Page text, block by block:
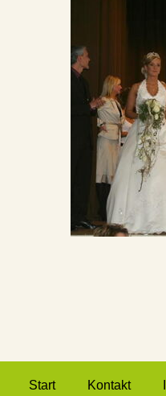
Start Kontakt